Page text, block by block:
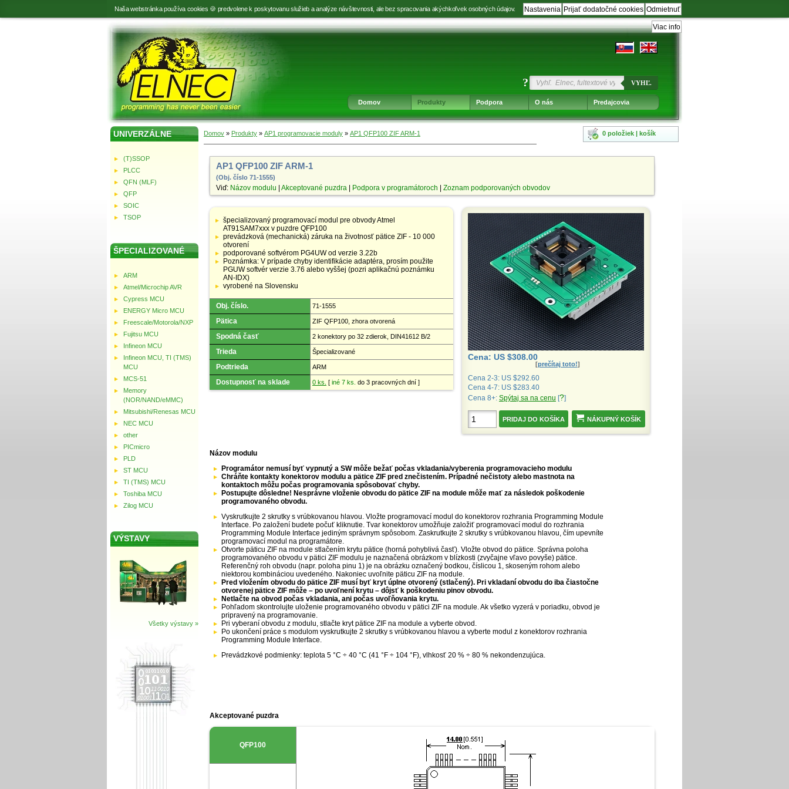
Naša webstránka používa cookies 🍪 predvolene k poskytovanu služieb a analýze návštevnosti, ale bez spracovania akýchkoľvek osobných údajov. Odmietnuť
Prijať dodatočné cookies
Nastavenia
Viac info
na
výber
jazyka
na
hlavnú
navigáciu
na
obsah
na
navigáciu
v
päte
? VYHĽ.
Domov Produkty Podpora O nás Predajcovia
0 položiek | košík
UNIVERZÁLNE
(T)SSOP
PLCC
QFN (MLF)
QFP
SOIC
TSOP
ŠPECIALIZOVANÉ
ARM
Atmel/Microchip AVR
Cypress MCU
ENERGY Micro MCU
Freescale/Motorola/NXP
Fujitsu MCU
Infineon MCU
Infineon MCU, TI (TMS)
MCU
MCS-51
Memory
(NOR/NAND/eMMC)
Mitsubishi/Renesas MCU
NEC MCU
other
PICmicro
PLD
ST MCU
TI (TMS) MCU
Toshiba MCU
Zilog MCU
VÝSTAVY
Všetky výstavy »
Domov » Produkty » AP1 programovacie moduly » AP1 QFP100 ZIF ARM-1
AP1 QFP100 ZIF ARM-1
(Obj. číslo 71-1555)
Viď: Názov modulu Akceptované puzdra Podpora v programátoroch Zoznam podporovaných obvodov
Tabuľka
so
špecifikáciami
adaptérov
špecializovaný programovací modul pre obvody Atmel
AT91SAM7xxx v puzdre QFP100
prevádzková (mechanická) záruka na životnosť pätice ZIF - 10 000
otvorení
podporované softvérom PG4UW od verzie 3.22b
Poznámka: V prípade chyby identifikácie adaptéra, prosím použite
PGUW softvér verzie 3.76 alebo vyššej (pozri aplikačnú poznámku
AN-IDX)
vyrobené na Slovensku
Obj. číslo. 71-1555
Pätica ZIF QFP100, zhora otvorená
Spodná časť 2 konektory po 32 zdierok, DIN41612 B/2
Trieda Špecializované
Podtrieda ARM
Dostupnosť na sklade 0 ks. [ iné 7 ks. do 3 pracovných dní ]
Cena: US $308.00
[prečítaj toto!]
Cena 2-3: US $292.60
Cena 4-7: US $283.40
Cena 8+: Spýtaj sa na cenu [?]
NÁKUPNÝ KOŠÍK
Názov modulu
Programátor nemusí byť vypnutý a SW môže bežať počas vkladania/vyberenia programovacieho modulu
Chráňte kontakty konektorov modulu a pätice ZIF pred znečistením. Prípadné nečistoty alebo mastnota na
kontaktoch môžu počas programovania spôsobovať chyby.
Postupujte dôsledne! Nesprávne vloženie obvodu do pätice ZIF na module môže mať za následok poškodenie
programovaného obvodu.
Vyskrutkujte 2 skrutky s vrúbkovanou hlavou. Vložte programovací modul do konektorov rozhrania Programming Module
Interface. Po založení budete počuť kliknutie. Tvar konektorov umožňuje založiť programovací modul do rozhrania
Programming Module Interface jediným správnym spôsobom. Zaskrutkujte 2 skrutky s vrúbkovanou hlavou, čím upevníte
programovací modul na programátore.
Otvorte päticu ZIF na module stlačením krytu pätice (horná pohyblivá časť). Vložte obvod do pätice. Správna poloha
programovaného obvodu v pätici ZIF modulu je naznačená obrázkom v blízkosti (zvyčajne vľavo povyše) pätice.
Referenčný roh obvodu (napr. poloha pinu 1) je na obrázku označený bodkou, číslicou 1, skoseným rohom alebo
niektorou kombináciou uvedeného. Nakoniec uvoľnite päticu ZIF na module.
Pred vložením obvodu do pätice ZIF musí byť kryt úplne otvorený (stlačený). Pri vkladaní obvodu do iba čiastočne
otvorenej pätice ZIF môže – po uvoľnení krytu – dôjsť k poškodeniu pinov obvodu.
Netlačte na obvod počas vkladania, ani počas uvoľňovania krytu.
Pohľadom skontrolujte uloženie programovaného obvodu v pätici ZIF na module. Ak všetko vyzerá v poriadku, obvod je
pripravený na programovanie.
Pri vyberaní obvodu z modulu, stlačte kryt pätice ZIF na module a vyberte obvod.
Po ukončení práce s modulom vyskrutkujte 2 skrutky s vrúbkovanou hlavou a vyberte modul z konektorov rozhrania
Programming Module Interface.
Prevádzkové podmienky: teplota 5 °C ÷ 40 °C (41 °F ÷ 104 °F), vlhkosť 20 % ÷ 80 % nekondenzujúca.
Akceptované puzdra
QFP100